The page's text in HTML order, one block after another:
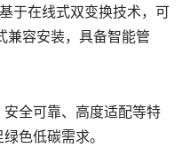
于在线式双变换技术，可
兼容安装，具备智能管
全可靠、高度适配等特
色低碳需求。